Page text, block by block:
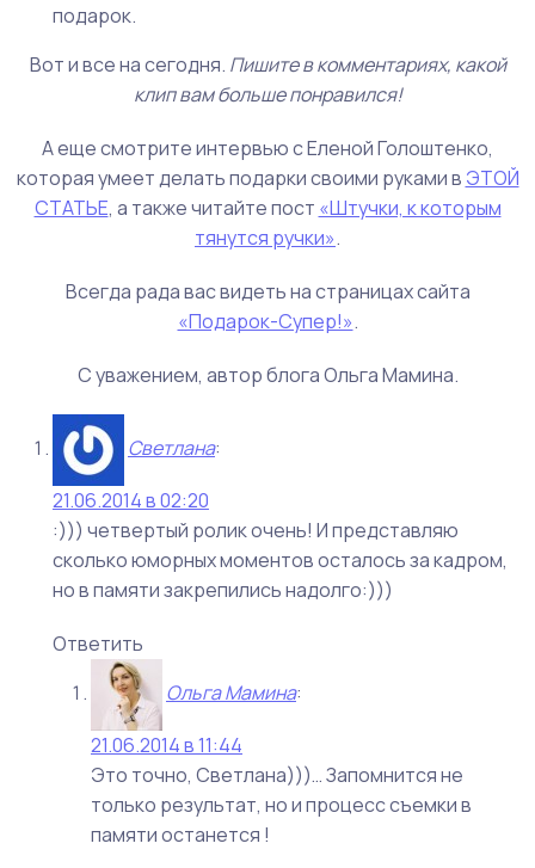
подарок.
Вот и все на сегодня. Пишите в комментариях, какой
клип вам больше понравился!
А еще смотрите интервью с Еленой Голоштенко,
которая умеет делать подарки своими руками в ЭТОЙ
СТАТЬЕ, а также читайте пост «Штучки, к которым
тянутся ручки».
Всегда рада вас видеть на страницах сайта
«Подарок-Супер!».
С уважением, автор блога Ольга Мамина.
Светлана:
21.06.2014 в 02:20
:))) четвертый ролик очень! И представляю
сколько юморных моментов осталось за кадром,
но в памяти закрепились надолго:)))
Ответить
Ольга Мамина:
21.06.2014 в 11:44
Это точно, Светлана)))… Запомнится не
только результат, но и процесс съемки в
памяти останется !